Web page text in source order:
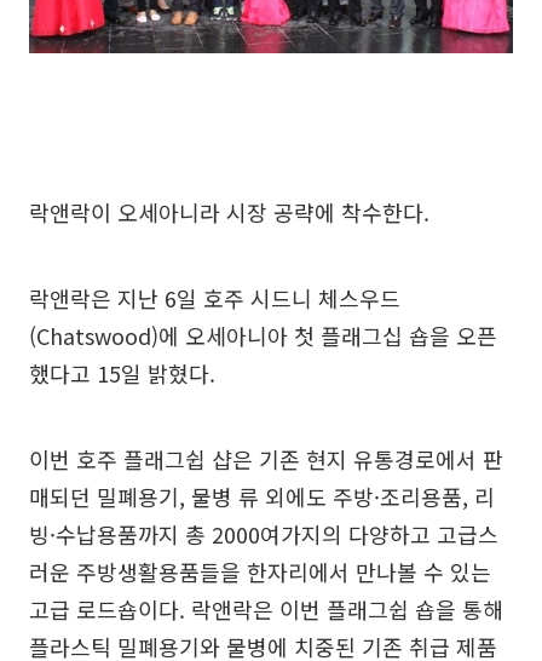
락앤락이 오세아니라 시장 공략에 착수한다.
락앤락은 지난 6일 호주 시드니 체스우드
(Chatswood)에 오세아니아 첫 플래그십 숍을 오픈
했다고 15일 밝혔다.
이번 호주 플래그쉽 샵은 기존 현지 유통경로에서 판
매되던 밀폐용기, 물병 류 외에도 주방·조리용품, 리
빙·수납용품까지 총 2000여가지의 다양하고 고급스
러운 주방생활용품들을 한자리에서 만나볼 수 있는
고급 로드숍이다. 락앤락은 이번 플래그쉽 숍을 통해
플라스틱 밀폐용기와 물병에 치중된 기존 취급 제품